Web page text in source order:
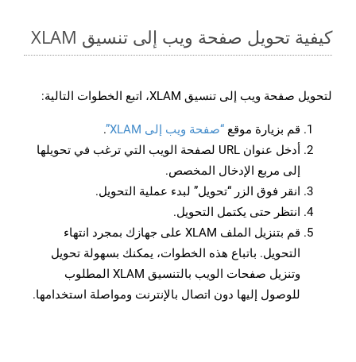
كيفية تحويل صفحة ويب إلى تنسيق XLAM
لتحويل صفحة ويب إلى تنسيق XLAM، اتبع الخطوات التالية:
قم بزيارة موقع “صفحة ويب إلى XLAM”
.
أدخل عنوان URL لصفحة الويب التي ترغب في تحويلها
إلى مربع الإدخال المخصص.
انقر فوق الزر “تحويل” لبدء عملية التحويل.
انتظر حتى يكتمل التحويل.
قم بتنزيل الملف XLAM على جهازك بمجرد انتهاء
التحويل. باتباع هذه الخطوات، يمكنك بسهولة تحويل
وتنزيل صفحات الويب بالتنسيق XLAM المطلوب
للوصول إليها دون اتصال بالإنترنت ومواصلة استخدامها.